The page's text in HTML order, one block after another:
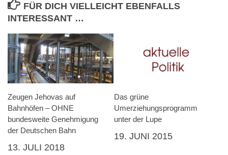
FÜR DICH VIELLEICHT EBENFALLS
INTERESSANT …
Zeugen Jehovas auf
Bahnhöfen – OHNE
bundesweite Genehmigung
der Deutschen Bahn
13. JULI 2018
Das grüne
Umerziehungsprogramm
unter der Lupe
19. JUNI 2015